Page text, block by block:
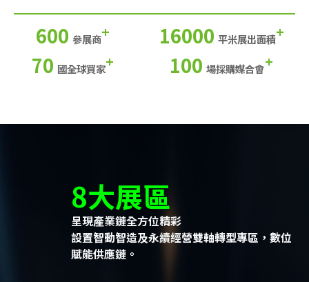
600 參展商+ 16000 平米展出面積+
70 國全球買家+ 100 場採購媒合會+
8大展區
呈現產業鏈全方位精彩
設置智動智造及永續經營雙軸轉型專區，數位
賦能供應鏈。